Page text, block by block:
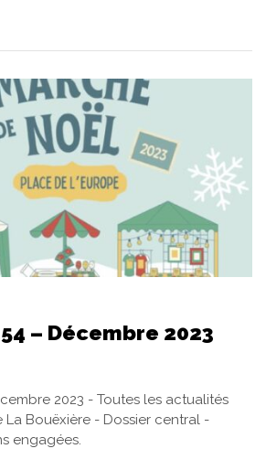
– Décembre 2023
2023 - Toutes les actualités
Bouëxière - Dossier central -
engagées.